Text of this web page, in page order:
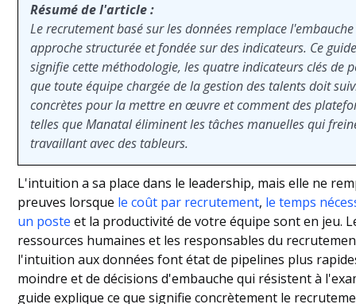
données ?
Les entreprises qui prouvent l'intérêt du
recrutement basé sur les données
5 stratégies essentielles de recrutement
basées sur les données
Les 4 chiffres que vous devez suivre
Comment Manatal optimise le
recrutement basé sur les données
Surmonter les défis courants liés à la mise
en œuvre
Conclusion
Questions fréquemment posées
Résumé de l'article :
Le recrutement basé sur les données remplace
approche structurée et fondée sur des indicateurs. Ce
signifie cette méthodologie, les quatre indicateurs clés de
que toute équipe chargée de la gestion des talents doit
concrètes pour la mettre en œuvre et comment des
telles que Manatal éliminent les tâches manuelles qui
travaillant avec des tableurs.
L'intuition a sa place dans le leadership, mais elle ne
preuves lorsque le coût par recrutement, le temps
un poste et la productivité de votre équipe sont en jeu.
ressources humaines et les responsables du
l'intuition aux données font état de pipelines plus
moindre et de décisions d'embauche qui résistent à
guide explique ce que signifie concrètement le